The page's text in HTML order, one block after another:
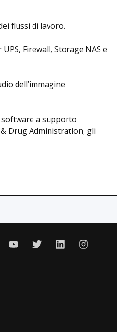
flussi di lavoro.
Firewall, Storage NAS e
dell’immagine
software a supporto
Drug Administration, gli